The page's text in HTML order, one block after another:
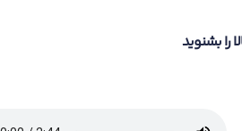
را بشنوید